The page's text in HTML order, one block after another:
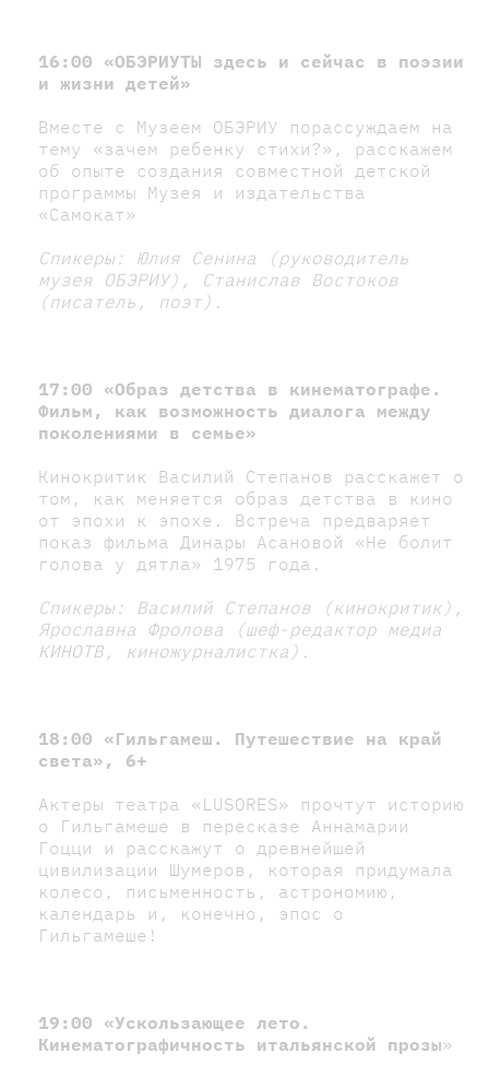
16:00 «ОБЭРИУТЫ здесь и сейчас в поэзии
и жизни детей»
Вместе с Музеем ОБЭРИУ порассуждаем на
тему «зачем ребенку стихи?», расскажем
об опыте создания совместной детской
программы Музея и издательства
«Самокат»
Спикеры: Юлия Сенина (руководитель
музея ОБЭРИУ), Станислав Востоков
(писатель, поэт).
17:00 «Образ детства в кинематографе.
Фильм, как возможность диалога между
поколениями в семье»
Кинокритик Василий Степанов расскажет о
том, как меняется образ детства в кино
от эпохи к эпохе. Встреча предваряет
показ фильма Динары Асановой «Не болит
голова у дятла» 1975 года.
Спикеры: Василий Степанов (кинокритик),
Ярославна Фролова (шеф-редактор медиа
КИНОТВ, киножурналистка).
18:00 «Гильгамеш. Путешествие на край
света», 6+
Актеры театра «LUSORES» прочтут историю
о Гильгамеше в пересказе Аннамарии
Гоцци и расскажут о древнейшей
цивилизации Шумеров, которая придумала
колесо, письменность, астрономию,
календарь и, конечно, эпос о
Гильгамеше!
19:00 «Ускользающее лето.
Кинематографичность итальянской прозы»